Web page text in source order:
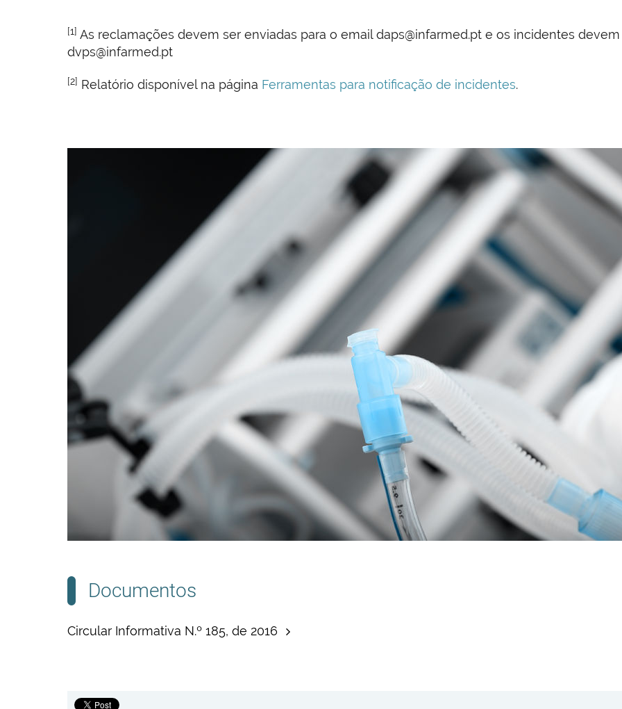
[1] As reclamações devem ser enviadas para o email daps@infarmed.pt e os incidentes
dvps@infarmed.pt
[2] Relatório disponível na página Ferramentas para notificação de incidentes.
Documentos
Circular Informativa N.º 185, de 2016